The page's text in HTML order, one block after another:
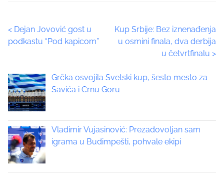
h
i
o
s
t
n
:
P
s
t
s
n
a
< Dejan Jovović gost u
podkastu “Pod kapicom”
Kup Srbije: Bez iznenađenja
u osmini finala, dva derbija
u četvrtfinalu >
Grčka osvojila Svetski kup, šesto mesto za
Savića i Crnu Goru
Vladimir Vujasinović: Prezadovoljan sam
igrama u Budimpešti, pohvale ekipi